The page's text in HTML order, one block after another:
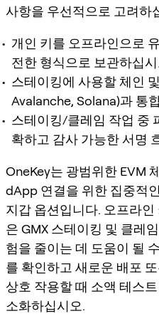
사항을 우선적으로 고려하
개인 키를 오프라인으로
전한 형식으로 보관하십
스테이킹에 사용할 체인
Avalanche, Solana)과 통
스테이킹/클레임 작업 중
확하고 감사 가능한 서명
OneKey는 광범위한 EVM
dApp 연결을 위한 집중적
지갑 옵션입니다. 오프라
은 GMX 스테이킹 및 클레
험을 줄이는 데 도움이 될
를 확인하고 새로운 배포
상호 작용할 때 소액 테스
소화하십시오.